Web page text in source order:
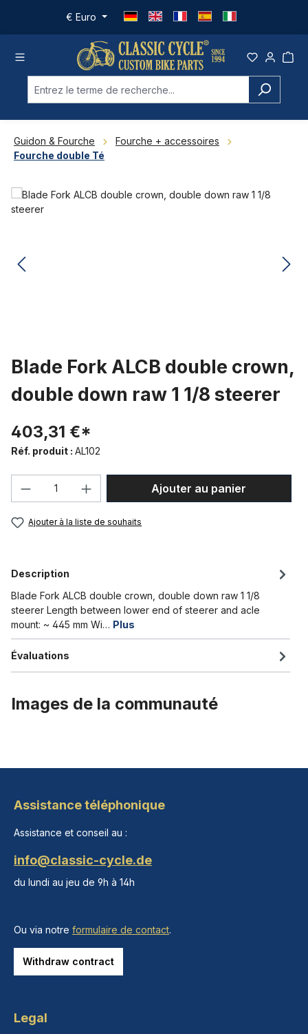
Passer au contenu principal
€ Euro
Guidon & Fourche
Fourche + accessoires
Fourche double Té
Ignorer la galerie d'images
Blade Fork ALCB double crown,
double down raw 1 1/8 steerer
403,31 €*
Réf. produit : AL102
Quantité de produit : Entrez la
Ajouter au panier
Ajouter à la liste de souhaits
Description
Blade Fork ALCB double crown, double down raw 1 1/8
steerer Length between lower end of steerer and acle
mount: ~ 445 mm Wi… Plus
Évaluations
Images de la communauté
Assistance téléphonique
Assistance et conseil au :
info@classic-cycle.de
du lundi au jeu de 9h à 14h
Ou via notre formulaire de contact.
Withdraw contract
Legal